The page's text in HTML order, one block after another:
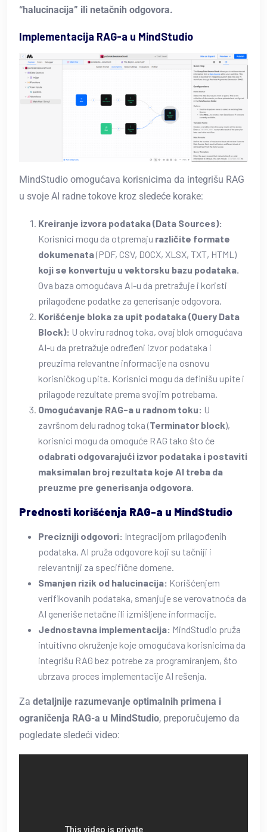
“halucinacija” ili netačnih odgovora.
Implementacija RAG-a u MindStudio
MindStudio omogućava korisnicima da integrišu RAG
u svoje AI radne tokove kroz sledeće korake:
Kreiranje izvora podataka (Data Sources):
Korisnici mogu da otpremaju različite formate
dokumenata(PDF, CSV, DOCX, XLSX, TXT, HTML)
koji se konvertuju u vektorsku bazu podataka.
Ova baza omogućava AI-u da pretražuje i koristi
prilagođene podatke za generisanje odgovora.
Korišćenje bloka za upit podataka (Query Data
Block): U okviru radnog toka, ovaj blok omogućava
AI-u da pretražuje određeni izvor podataka i
preuzima relevantne informacije na osnovu
korisničkog upita. Korisnici mogu da definišu upite i
prilagode rezultate prema svojim potrebama.
Omogućavanje RAG-a u radnom toku: U
završnom delu radnog toka (Terminator block),
korisnici mogu da omoguće RAG tako što će
odabrati odgovarajući izvor podataka i postaviti
maksimalan broj rezultata koje AI treba da
preuzme pre generisanja odgovora.
Prednosti korišćenja RAG-a u MindStudio
Precizniji odgovori: Integracijom prilagođenih
podataka, AI pruža odgovore koji su tačniji i
relevantniji za specifične domene.
Smanjen rizik od halucinacija: Korišćenjem
verifikovanih podataka, smanjuje se verovatnoća da
AI generiše netačne ili izmišljene informacije.
Jednostavna implementacija: MindStudio pruža
intuitivno okruženje koje omogućava korisnicima da
integrišu RAG bez potrebe za programiranjem, što
ubrzava proces implementacije AI rešenja.
Za detaljnije razumevanje optimalnih primena i
ograničenja RAG-a u MindStudio, preporučujemo da
pogledate sledeći video: